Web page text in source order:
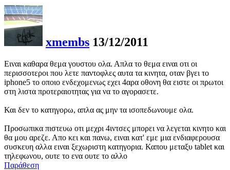
xmembs 13/12/2011
Ειναι καθαρα θεμα γουστου ολα. Απλα το θεμα ειναι οτι οι
περισσοτεροι που λετε παντοφλες αυτα τα κινητα, οταν βγει το
iphone5 το οποιο ενδεχομενως εχει 4αρα οθονη θα ειστε οι πρωτοι
στη λιστα προτεραιοτητας για να το αγορασετε.
Και δεν το κατηγορω, απλα ας μην τα ισοπεδωνουμε ολα.
Προσωπικα πιστευω οτι μεχρι 4ιντσες μπορει να λεγεται κινητο και
θα μου αρεζε. Απο κει και πανω, ειναι κατ' εμε μια ενδιαφερουσα
συσκευη αλλα ειναι ξεχωριστη κατηγορια. Καπου μεταξυ tablet και
τηλεφωνου, ουτε το ενα ουτε το αλλο
Παράθεση